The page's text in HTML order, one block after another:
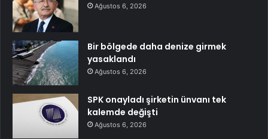
Ağustos 6, 2026
Bir bölgede daha denize girmek
yasaklandı
Ağustos 6, 2026
SPK onayladı şirketin ünvanı tek
kalemde değişti
Ağustos 6, 2026